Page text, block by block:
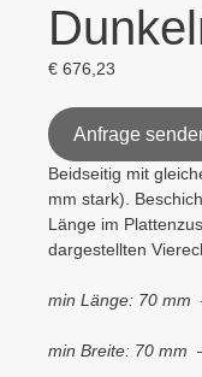
€ 676,23
Anfrage
Beidseitig mit
mm stark).
Länge im
dargestellten
min Länge: 70 mm
min Breite: 70 mm